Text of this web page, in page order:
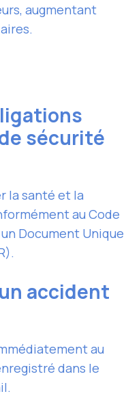
augmentant
sécurité
la santé et la
au Code
Document Unique
accident
au
dans le